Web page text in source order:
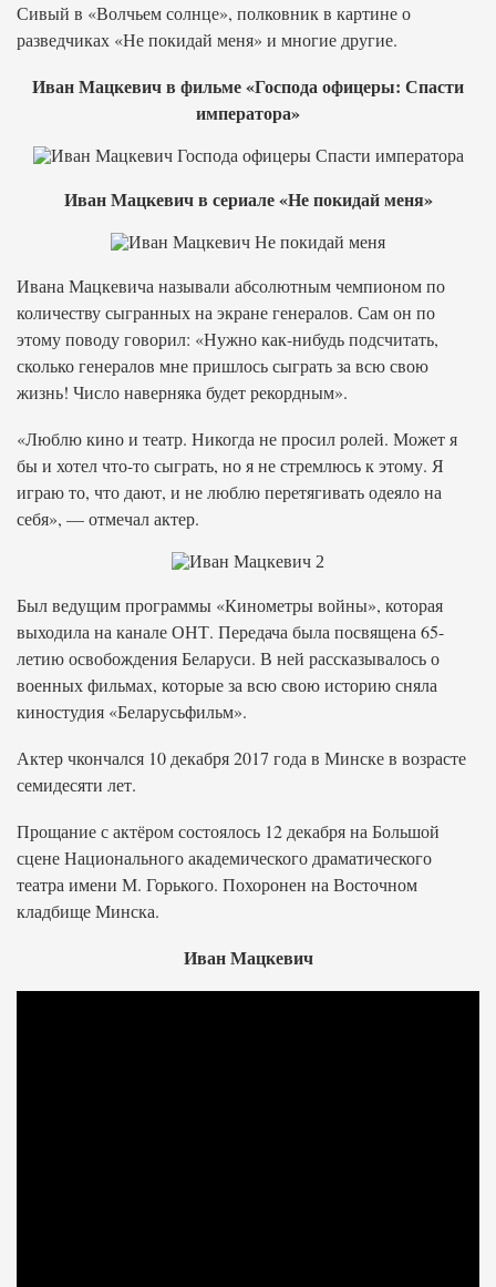
Сивый в «Волчьем солнце», полковник в картине о
разведчиках «Не покидай меня» и многие другие.
Иван Мацкевич в фильме «Господа офицеры: Спасти
императора»
Иван Мацкевич в сериале «Не покидай меня»
Ивана Мацкевича называли абсолютным чемпионом по
количеству сыгранных на экране генералов. Сам он по
этому поводу говорил: «Нужно как-нибудь подсчитать,
сколько генералов мне пришлось сыграть за всю свою
жизнь! Число наверняка будет рекордным».
«Люблю кино и театр. Никогда не просил ролей. Может я
бы и хотел что-то сыграть, но я не стремлюсь к этому. Я
играю то, что дают, и не люблю перетягивать одеяло на
себя», — отмечал актер.
Был ведущим программы «Кинометры войны», которая
выходила на канале ОНТ. Передача была посвящена 65-
летию освобождения Беларуси. В ней рассказывалось о
военных фильмах, которые за всю свою историю сняла
киностудия «Беларусьфильм».
Актер чкончался 10 декабря 2017 года в Минске в возрасте
семидесяти лет.
Прощание с актёром состоялось 12 декабря на Большой
сцене Национального академического драматического
театра имени М. Горького. Похоронен на Восточном
кладбище Минска.
Иван Мацкевич